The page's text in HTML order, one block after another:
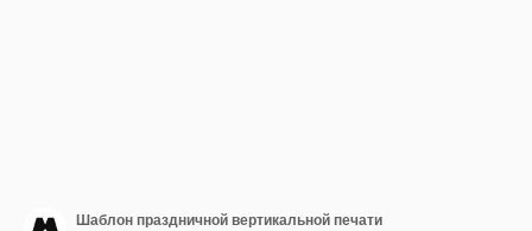
Шаблон праздничной вертикальной печати